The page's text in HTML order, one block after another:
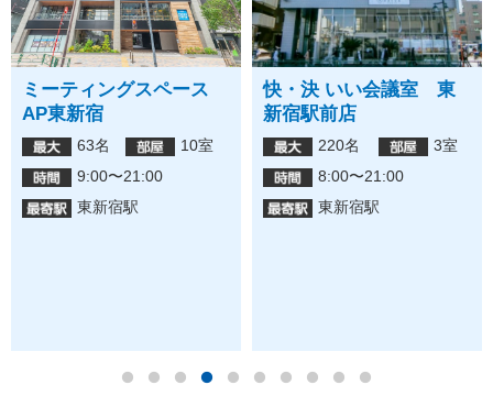
ミーティングスペース
AP東新宿
63名
10室
9:00〜21:00
東新宿駅
快・決 いい会議室 東
新宿駅前店
220名
3室
8:00〜21:00
東新宿駅